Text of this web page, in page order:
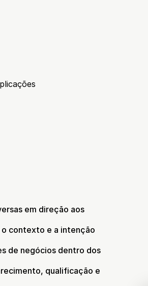
em direção aos
contexto e a intenção
de negócios dentro dos
qualificação e